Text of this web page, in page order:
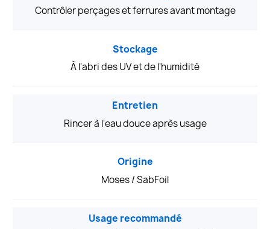
Contrôler perçages et ferrures avant montage
Stockage
À l'abri des UV et de l'humidité
Entretien
Rincer à l'eau douce après usage
Origine
Moses / SabFoil
Usage recommandé